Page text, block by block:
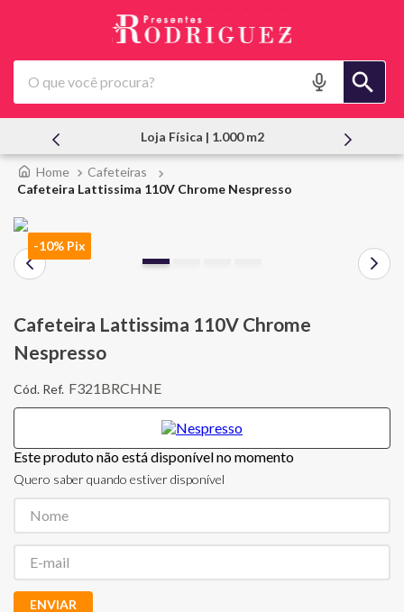
O que você procura?
1.000 m2 Atendimento Pessoal
Cafeteiras
Cafeteira Lattissima 110V Chrome Nespresso
-10% Pix
Cafeteira Lattissima 110V Chrome
Nespresso
F321BRCHNE
Este produto não está disponível no momento
Quero saber quando estiver disponível
ENVIAR